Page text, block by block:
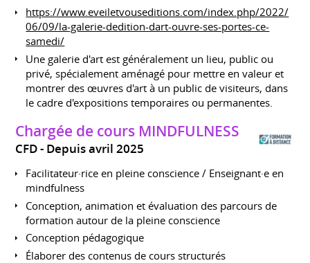
https://www.eveiletvouseditions.com/index.php/2022/
06/09/la-galerie-dedition-dart-ouvre-ses-portes-ce-
samedi/
Une galerie d'art est généralement un lieu, public ou
privé, spécialement aménagé pour mettre en valeur et
montrer des œuvres d'art à un public de visiteurs, dans
le cadre d'expositions temporaires ou permanentes.
Chargée de cours MINDFULNESS
CFD Depuis avril 2025
Facilitateur·rice en pleine conscience / Enseignant·e en
mindfulness
Conception, animation et évaluation des parcours de
formation autour de la pleine conscience
Conception pédagogique
Élaborer des contenus de cours structurés